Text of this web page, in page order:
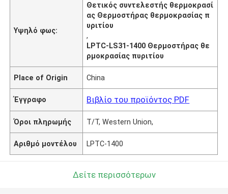
Υψηλό φως:
Θετικός συντελεστής θερμοκρασί
ας Θερμοστήρας θερμοκρασίας π
υριτίου
,
LPTC-LS31-1400 Θερμοστήρας θε
ρμοκρασίας πυριτίου
Place of Origin China
Έγγραφο Βιβλίο του προϊόντος PDF
Όροι πληρωμής T/T, Western Union,
Αριθμό μοντέλου LPTC-1400
Δείτε περισσότερων